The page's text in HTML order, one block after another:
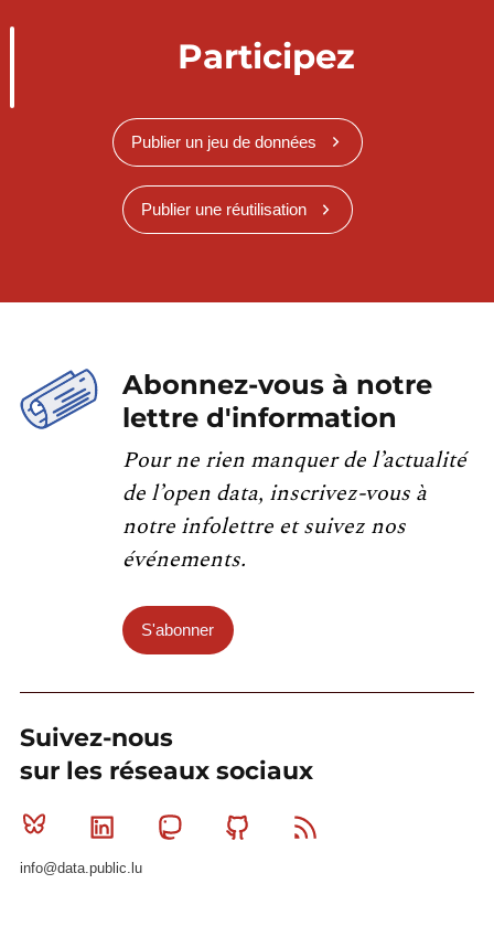
Participez
Publier un jeu de données
Publier une réutilisation
Abonnez-vous à notre
lettre d'information
Pour ne rien manquer de l’actualité
de l’open data, inscrivez-vous à
notre infolettre et suivez nos
événements.
S'abonner
Suivez-nous
sur les réseaux sociaux
Bluesky Linkedin MastodonGithub
info@data.public.lu